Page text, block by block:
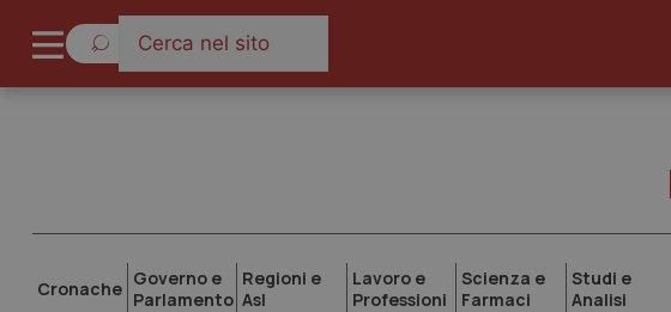
Cronache Governo e
Parlamento
Regioni e
Asl
Lavoro e
Professioni
Scienza e
Farmaci
Studi e
Analisi